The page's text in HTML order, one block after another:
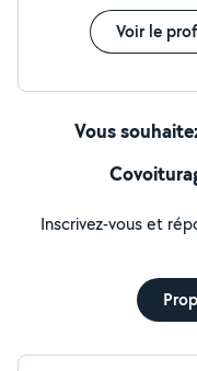
Voir le
Vous
Inscrivez-vous et